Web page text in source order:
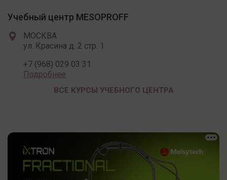
Учебный центр MESOPROFF
МОСКВА
ул. Красина д. 2 стр. 1
+7 (968) 029 03 31
Подробнее
ВСЕ КУРСЫ УЧЕБНОГО ЦЕНТРА